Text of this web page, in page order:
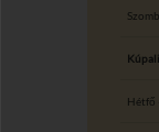
Hétfő